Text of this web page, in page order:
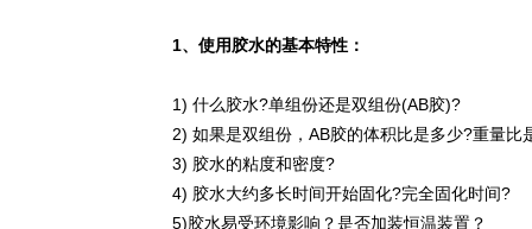
1、使用胶水的基本特性：
1) 什么胶水?单组份还是双组份(AB胶)?
2) 如果是双组份，AB胶的体积比是多少?重量比
3) 胶水的粘度和密度?
4) 胶水大约多长时间开始固化?完全固化时间?
5)胶水易受环境影响？是否加装恒温装置？